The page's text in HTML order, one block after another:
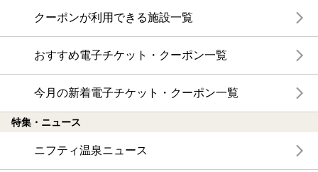
クーポンが利用できる施設一覧
おすすめ電子チケット・クーポン一覧
今月の新着電子チケット・クーポン一覧
特集・ニュース
ニフティ温泉ニュース